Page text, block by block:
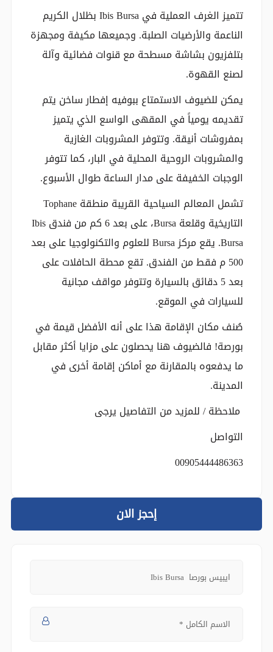
تتميز الغرف العملية في Ibis Bursa بظلال الكريم
الناعمة والأرضيات الصلبة. وجميعها مكيفة ومجهزة
بتلفزيون بشاشة مسطحة مع قنوات فضائية وآلة
لصنع القهوة.
يمكن للضيوف الاستمتاع ببوفيه إفطار ساخن يتم
تقديمه يومياً في المقهى الواسع الذي يتميز
بمفروشات أنيقة. وتتوفر المشروبات الغازية
والمشروبات الروحية المحلية في البار، كما تتوفر
الوجبات الخفيفة على مدار الساعة طوال الأسبوع.
تشمل المعالم السياحية القريبة منطقة Tophane
التاريخية وقلعة Bursa، على بعد 6 كم من فندق Ibis
Bursa. يقع مركز Bursa للعلوم والتكنولوجيا على بعد
500 م فقط من الفندق. تقع محطة الحافلات على
بعد 5 دقائق بالسيارة وتتوفر مواقف مجانية
للسيارات في الموقع.
صُنف مكان الإقامة هذا على أنه الأفضل قيمة في
بورصة! فالضيوف هنا يحصلون على مزايا أكثر مقابل
ما يدفعوه بالمقارنة مع أماكن إقامة أخرى في
المدينة.
ملاحظة / للمزيد من التفاصيل يرجى
التواصل
00905444486363
إحجز الان